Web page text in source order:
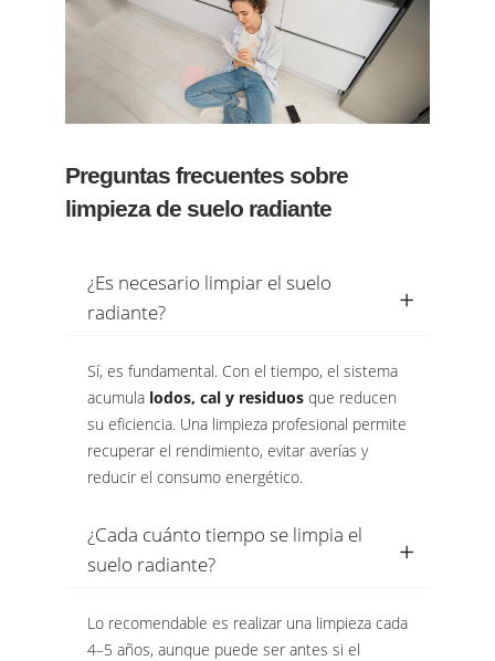
Preguntas frecuentes sobre
limpieza de suelo radiante
¿Es necesario limpiar el suelo
radiante?
Sí, es fundamental. Con el tiempo, el sistema
acumula lodos, cal y residuos que reducen
su eficiencia. Una limpieza profesional permite
recuperar el rendimiento, evitar averías y
reducir el consumo energético.
¿Cada cuánto tiempo se limpia el
suelo radiante?
Lo recomendable es realizar una limpieza cada
4–5 años, aunque puede ser antes si el